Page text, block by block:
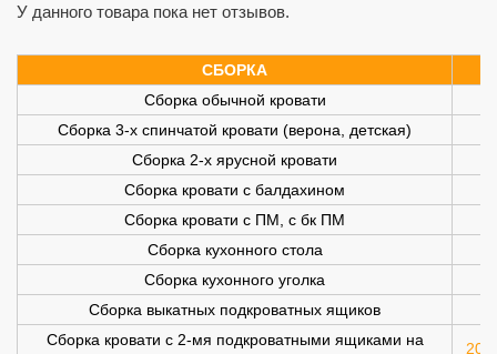
У данного товара пока нет отзывов.
СБОРКА
Сборка обычной кровати
Сборка 3-х спинчатой кровати (верона, детская)
Сборка 2-х ярусной кровати
Сборка кровати с балдахином
Сборка кровати с ПМ, с бк ПМ
Сборка кухонного стола
Сборка кухонного уголка
Сборка выкатных подкроватных ящиков
Сборка кровати с 2-мя подкроватными ящиками на
200